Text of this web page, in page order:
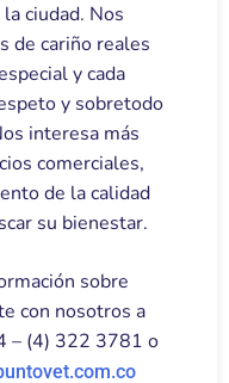
ciudad. Nos
de cariño reales
y cada
y sobretodo
interesa más
comerciales,
de la calidad
su bienestar.
sobre
con nosotros a
– (4) 322 3781 o